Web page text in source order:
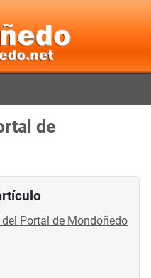
de
Portal de Mondoñedo